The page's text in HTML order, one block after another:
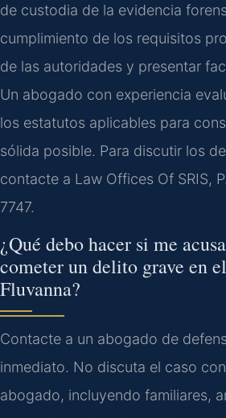
de custodia de la evidencia
cumplimiento de los requisitos
de las autoridades y presentar
Un abogado con experiencia
los estatutos aplicables para
sólida posible. Para discutir los
contacte a Law Offices Of SRIS,
7747.
¿Qué debo hacer si me
cometer un delito grave en
Fluvanna?
Contacte a un abogado de
inmediato. No discuta el caso
abogado, incluyendo familiares,